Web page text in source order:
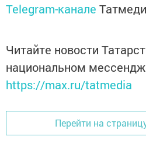
Telegram-канале
Читайте новости
национальном
https://max.ru/tatmedia
Перейти на